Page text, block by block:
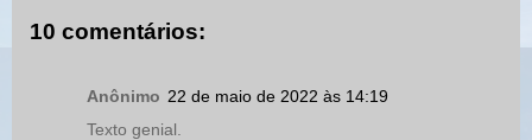
10 comentários:
Anônimo 22 de maio de 2022 às 14:19
Texto genial.